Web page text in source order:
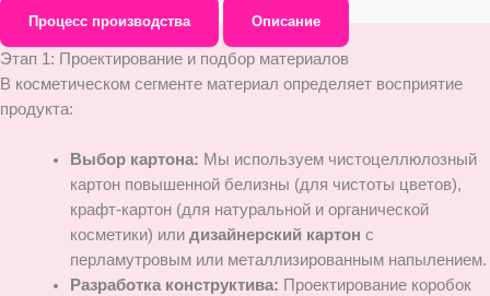
Процесс производства Описание
Этап 1: Проектирование и подбор материалов
В косметическом сегменте материал определяет восприятие
продукта:
Выбор картона: Мы используем чистоцеллюлозный
картон повышенной белизны (для чистоты цветов),
крафт-картон (для натуральной и органической
косметики) или дизайнерский картон с
перламутровым или металлизированным напылением.
Разработка конструктива: Проектирование коробок